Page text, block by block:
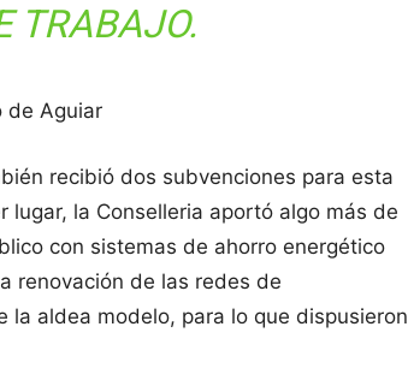
TRABAJO.
de Aguiar
recibió dos subvenciones para esta
lugar, la Conselleria aportó algo más de
con sistemas de ahorro energético
renovación de las redes de
aldea modelo, para lo que dispusieron